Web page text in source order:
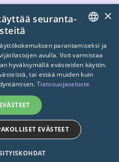
❤ byAvoin.Systems
FINNISH
SWEDISH
×
seuranta-
parantamiseksi ja
avulla. Voit varmistaa
hyväksymällä evästeiden käytön.
tai estää muiden kuin
Tietosuojaseloste
EVÄSTEET